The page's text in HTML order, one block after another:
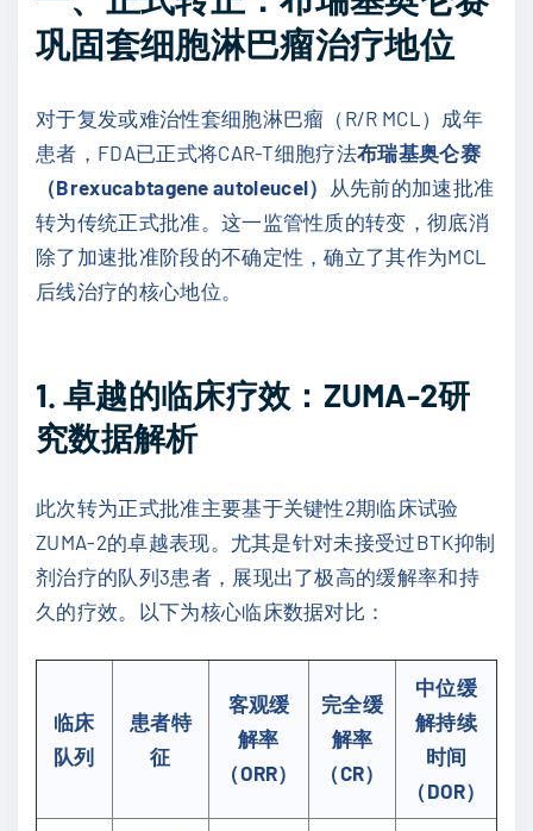
巩固套细胞淋巴瘤治疗地位
对于复发或难治性套细胞淋巴瘤（R/R MCL）成年
患者，FDA已正式将CAR-T细胞疗法布瑞基奥仑赛
（Brexucabtagene autoleucel）
从先前的加速批准
转为传统正式批准。这一监管性质的转变，彻底消
除了加速批准阶段的不确定性，确立了其作为MCL
后线治疗的核心地位。
1. 卓越的临床疗效：ZUMA-2研
究数据解析
此次转为正式批准主要基于关键性2期临床试验
ZUMA-2的卓越表现。尤其是针对未接受过BTK抑制
剂治疗的队列3患者，展现出了极高的缓解率和持
久的疗效。以下为核心临床数据对比：
临床
队列
患者特
征
客观缓
解率
（ORR）
完全缓
解率
（CR）
中位缓
解持续
时间
（DOR）